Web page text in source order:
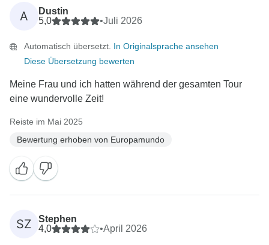
A
Dustin
5,0
•Juli 2026
Automatisch übersetzt. In Originalsprache ansehen
Diese Übersetzung bewerten
Meine Frau und ich hatten während der gesamten Tour
eine wundervolle Zeit!
Reiste im Mai 2025
Bewertung erhoben von Europamundo
SZ
Stephen
4,0
•April 2026